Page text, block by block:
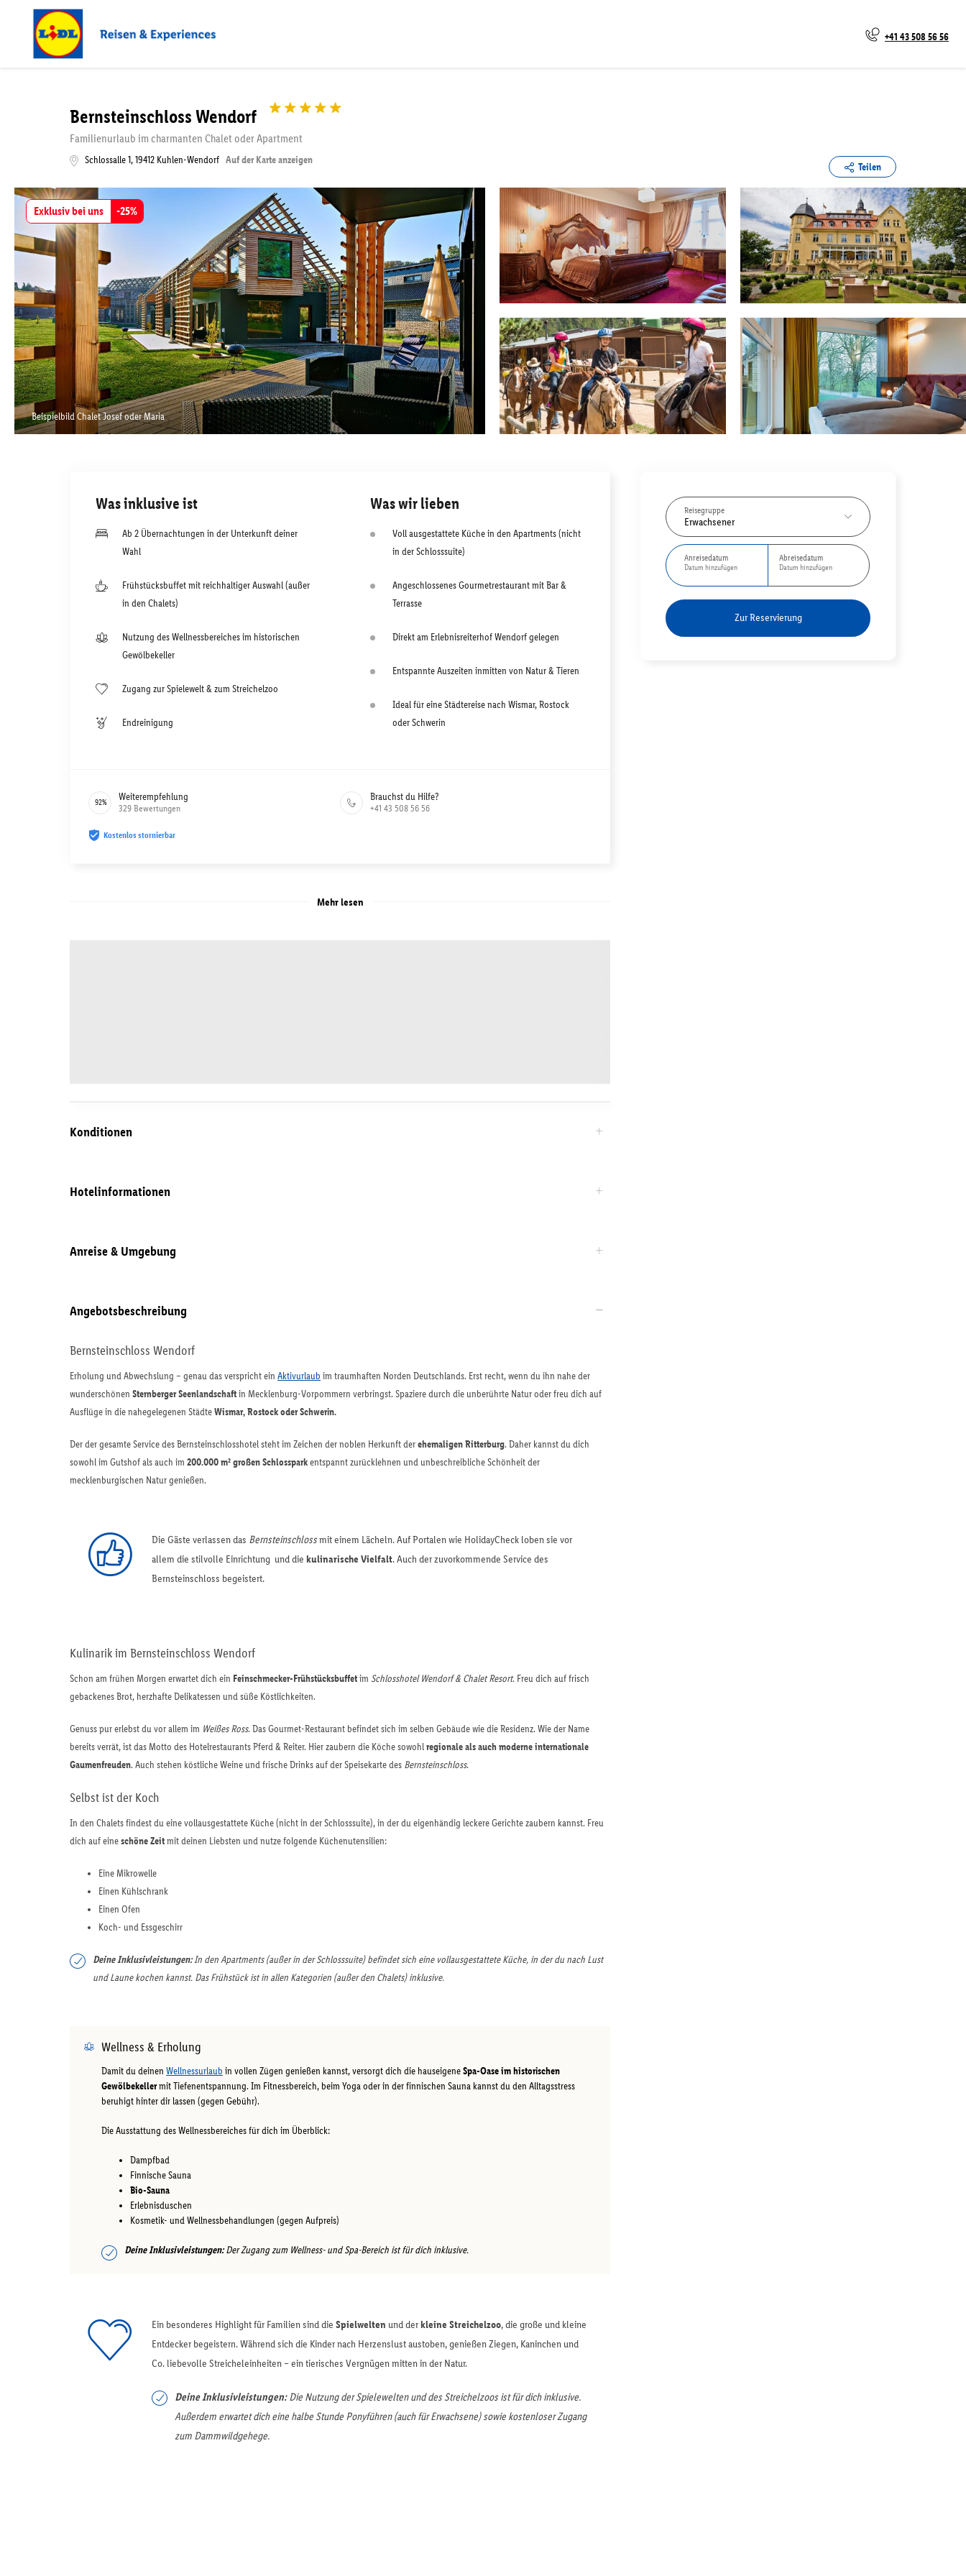
+41 43 508 56 56
Bernsteinschloss Wendorf
Familienurlaub im charmanten Chalet oder Apartment
Schlossalle 1,19412 Kuhlen-Wendorf Auf der Karte anzeigen
Teilen
Exklusiv bei uns -25%
Beispielbild Chalet Josef oder Maria
Reisegruppe
Erwachsener
Anreisedatum
Datum hinzufügen
Abreisedatum
Datum hinzufügen
Zur Reservierung
Was inklusive ist
Ab 2 Übernachtungen in der Unterkunft deiner
Wahl
Frühstücksbuffet mit reichhaltiger Auswahl (außer
in den Chalets)
Nutzung des Wellnessbereiches im historischen
Gewölbekeller
Zugang zur Spielewelt & zum Streichelzoo
Endreinigung
Was wir lieben
Voll ausgestattete Küche in den Apartments (nicht
in der Schlosssuite)
Angeschlossenes Gourmetrestaurant mit Bar &
Terrasse
Direkt am Erlebnisreiterhof Wendorf gelegen
Entspannte Auszeiten inmitten von Natur & Tieren
Ideal für eine Städtereise nach Wismar, Rostock
oder Schwerin
92% Weiterempfehlung
329 Bewertungen
Brauchst du Hilfe?
+41 43 508 56 56
Kostenlos stornierbar
Mehr lesen
Konditionen
Hotelinformationen
Anreise & Umgebung
Angebotsbeschreibung
Bernsteinschloss Wendorf
Erholung und Abwechslung – genau das verspricht ein Aktivurlaub im traumhaften Norden Deutschlands. Erst recht, wenn du ihn nahe der
wunderschönen Sternberger Seenlandschaftin Mecklenburg-Vorpommern verbringst. Spaziere durch die unberührte Natur oder freu dich auf
Ausflüge in die nahegelegenen StädteWismar, Rostock oder Schwerin.
Der der gesamte Service des Bernsteinschlosshotel steht im Zeichen der noblen Herkunft derehemaligen Ritterburg. Daher kannst du dich
sowohl im Gutshof als auch im 200.000 m² großen Schlossparkentspannt zurücklehnen und unbeschreibliche Schönheit der
mecklenburgischen Natur genießen.
Die Gäste verlassen das Bernsteinschlossmit einem Lächeln. Auf Portalen wie HolidayCheck loben sie vor
allem die stilvolle Einrichtung und die kulinarische Vielfalt. Auch der zuvorkommende Service des
Bernsteinschloss begeistert.
Kulinarik im Bernsteinschloss Wendorf
Schon am frühen Morgen erwartet dich ein Feinschmecker-Frühstücksbuffetim Schlosshotel Wendorf & Chalet Resort. Freu dich auf frisch
gebackenes Brot, herzhafte Delikatessen und süße Köstlichkeiten.
Genuss pur erlebst du vor allem im Weißes Ross. Das Gourmet-Restaurant befindet sich im selben Gebäude wie die Residenz. Wie der Name
bereits verrät, ist das Motto des Hotelrestaurants Pferd & Reiter. Hier zaubern die Köche sowohlregionale als auch moderne internationale
Gaumenfreuden. Auch stehen köstliche Weine und frische Drinks auf der Speisekarte des Bernsteinschloss.
Selbst ist der Koch
In den Chalets findest du eine vollausgestattete Küche (nicht in der Schlosssuite), in der du eigenhändig leckere Gerichte zaubern kannst. Freu
dich auf eineschöne Zeitmit deinen Liebsten und nutze folgende Küchenutensilien:
Eine Mikrowelle
Einen Kühlschrank
Einen Ofen
Koch- und Essgeschirr
Deine Inklusivleistungen:In den Apartments (außer in der Schlosssuite) befindet sich eine vollausgestattete Küche, in der du nach Lust
und Laune kochen kannst. Das Frühstück ist in allen Kategorien (außer den Chalets) inklusive.
Wellness & Erholung
Damit du deinen Wellnessurlaub in vollen Zügen genießen kannst, versorgt dich die hauseigeneSpa-Oase im historischen
Gewölbekellermit Tiefenentspannung. Im Fitnessbereich, beim Yoga oder in der finnischen Sauna kannst du den Alltagsstress
beruhigt hinter dir lassen (gegen Gebühr).
Die Ausstattung des Wellnessbereiches für dich im Überblick:
Dampfbad
Finnische Sauna
Bio-Sauna
Erlebnisduschen
Kosmetik- und Wellnessbehandlungen (gegen Aufpreis)
Deine Inklusivleistungen:Der Zugang zum Wellness- und Spa-Bereich ist für dich inklusive.
Ein besonderes Highlight für Familien sind die Spielwelten und derkleine Streichelzoo, die große und kleine
Entdecker begeistern. Während sich die Kinder nach Herzenslust austoben, genießen Ziegen, Kaninchen und
Co. liebevolle Streicheleinheiten – ein tierisches Vergnügen mitten in der Natur.
Deine Inklusivleistungen:Die Nutzung der Spielewelten und des Streichelzoos ist für dich inklusive.
Außerdem erwartet dich eine halbe Stunde Ponyführen (auch für Erwachsene) sowie kostenloser Zugang
zum Dammwildgehege.